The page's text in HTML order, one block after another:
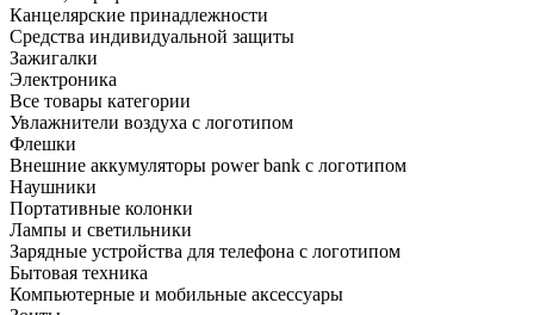
Канцелярские принадлежности
Средства индивидуальной защиты
Зажигалки
Электроника
Все товары категории
Увлажнители воздуха с логотипом
Флешки
Внешние аккумуляторы power bank с логотипом
Наушники
Портативные колонки
Лампы и светильники
Зарядные устройства для телефона с логотипом
Бытовая техника
Компьютерные и мобильные аксессуары